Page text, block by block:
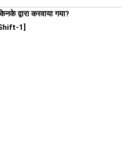
द्वारा करवाया गया?
1]